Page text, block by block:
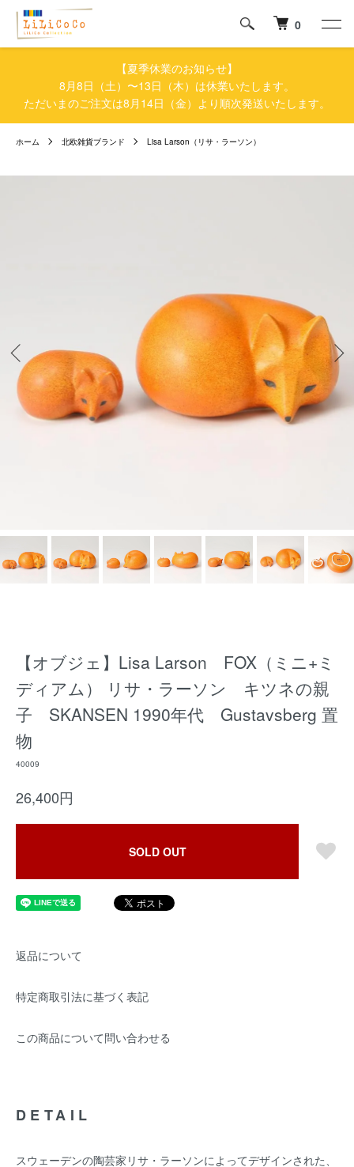
0
【夏季休業のお知らせ】
8月8日（土）〜13日（木）は休業いたします。
ただいまのご注文は8月14日（金）より順次発送いたします。
ホーム 北欧雑貨ブランド Lisa Larson（リサ・ラーソン）
【オブジェ】Lisa Larson FOX（ミニ+ミ
ディアム） リサ・ラーソン キツネの親
子 SKANSEN 1990年代 Gustavsberg 置
物
40009
26,400円
SOLD OUT
返品について
特定商取引法に基づく表記
この商品について問い合わせる
DETAIL
スウェーデンの陶芸家リサ・ラーソンによってデザインされた、